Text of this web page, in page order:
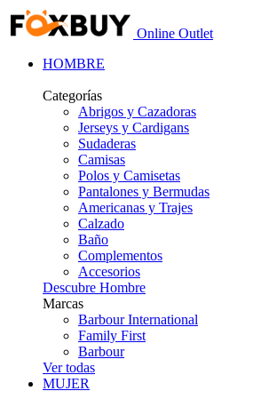
Online Outlet
HOMBRE
Categorías
Abrigos y Cazadoras
Jerseys y Cardigans
Sudaderas
Camisas
Polos y Camisetas
Pantalones y Bermudas
Americanas y Trajes
Calzado
Baño
Complementos
Accesorios
Descubre Hombre
Marcas
Barbour International
Family First
Barbour
Ver todas
MUJER